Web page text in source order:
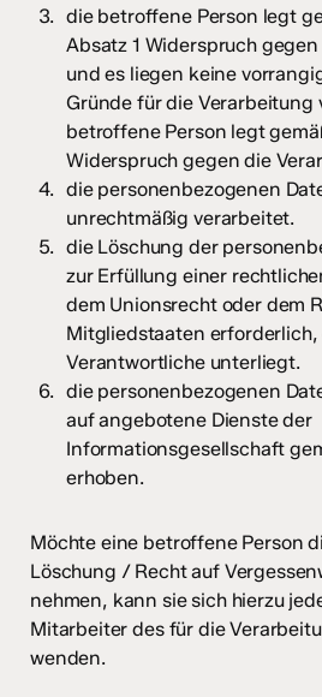
die betroffene Person legt
Absatz 1 Widerspruch
und es liegen keine
Gründe für die Verarbeitung
betroffene Person legt
Widerspruch gegen die
die personenbezogenen
unrechtmäßig verarbeitet.
die Löschung der
zur Erfüllung einer
dem Unionsrecht oder dem
Mitgliedstaaten erforderlich,
Verantwortliche unterliegt.
die personenbezogenen
auf angebotene Dienste der
Informationsgesellschaft
erhoben.
Möchte eine betroffene Person
Löschung / Recht auf
nehmen, kann sie sich hierzu
Mitarbeiter des für die
wenden.